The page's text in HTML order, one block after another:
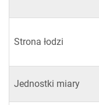
Strona łodzi
Jednostki miary